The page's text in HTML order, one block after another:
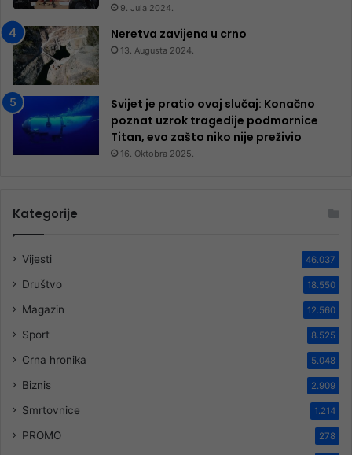
9. Jula 2024.
Neretva zavijena u crno
13. Augusta 2024.
Svijet je pratio ovaj slučaj: Konačno
poznat uzrok tragedije podmornice
Titan, evo zašto niko nije preživio
16. Oktobra 2025.
Kategorije
Vijesti 46.037
Društvo 18.550
Magazin 12.560
Sport 8.525
Crna hronika 5.048
Biznis 2.909
Smrtovnice 1.214
PROMO 278